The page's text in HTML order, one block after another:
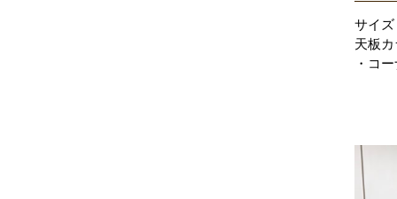
サイズ
天板
・コ